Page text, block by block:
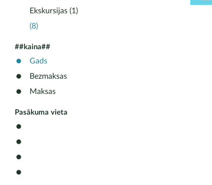
Ekskursijas (1)
(8)
##kaina##
Gads
Bezmaksas
Maksas
Pasākuma vieta